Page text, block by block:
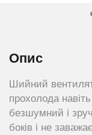
Опис
Шийний
прохолода
безшумний і
боків і не